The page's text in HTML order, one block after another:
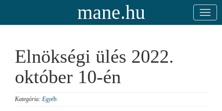
mane.hu
Elnökségi ülés 2022.
október 10-én
Kategória: Egyéb.